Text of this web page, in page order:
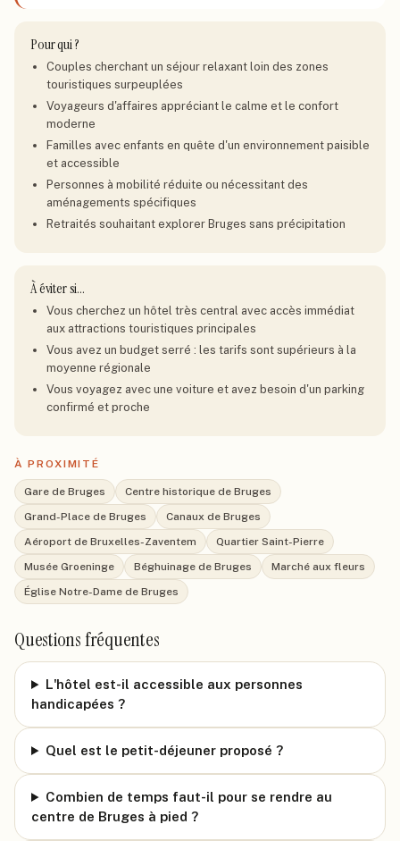
Pour qui ?
Couples cherchant un séjour relaxant loin des zones
touristiques surpeuplées
Voyageurs d'affaires appréciant le calme et le confort
moderne
Familles avec enfants en quête d'un environnement paisible
et accessible
Personnes à mobilité réduite ou nécessitant des
aménagements spécifiques
Retraités souhaitant explorer Bruges sans précipitation
À éviter si…
Vous cherchez un hôtel très central avec accès immédiat
aux attractions touristiques principales
Vous avez un budget serré : les tarifs sont supérieurs à la
moyenne régionale
Vous voyagez avec une voiture et avez besoin d'un parking
confirmé et proche
À PROXIMITÉ
Gare de Bruges
Centre historique de Bruges
Grand-Place de Bruges
Canaux de Bruges
Aéroport de Bruxelles-Zaventem
Quartier Saint-Pierre
Musée Groeninge
Béghuinage de Bruges
Marché aux fleurs
Église Notre-Dame de Bruges
Questions fréquentes
L'hôtel est-il accessible aux personnes
handicapées ?
Quel est le petit-déjeuner proposé ?
Combien de temps faut-il pour se rendre au
centre de Bruges à pied ?